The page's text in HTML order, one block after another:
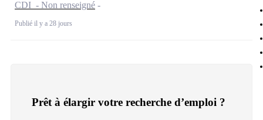
CDI - Non renseigné
Publié il y a 28 jours
Prêt à élargir votre recherche d’emploi ?